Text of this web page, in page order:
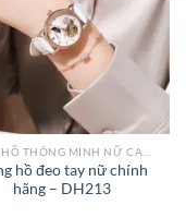
Add to
wishlist
hồ đeo tay nữ chính
hãng – DH213